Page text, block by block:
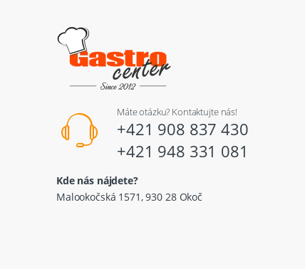
Máte otázku? Kontaktujte nás!
+421 908 837 430
+421 948 331 081
Kde nás nájdete?
Malookočská 1571, 930 28 Okoč